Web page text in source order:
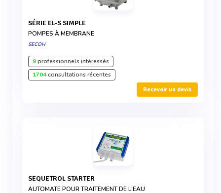
SÉRIE EL-S SIMPLE
POMPES À MEMBRANE
SECOH
9professionnels intéressés
1704consultations récentes
Recevoir un devis
SEQUETROL STARTER
AUTOMATE POUR TRAITEMENT DE L'EAU